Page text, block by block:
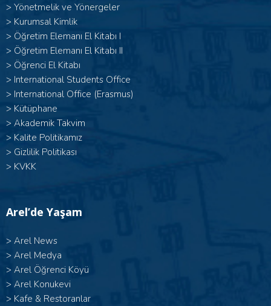
> Yönetmelik ve Yönergeler
> Kurumsal Kimlik
> Öğretim Elemanı El Kitabı I
> Öğretim Elemanı El Kitabı II
> Öğrenci El Kitabı
> International Students Office
> International Office (Erasmus)
> Kütüphane
> Akademik Takvim
> Kalite Politikamız
> Gizlilik Politikası
> KVKK
Arel’de Yaşam
> Arel News
> Arel Medya
> Arel Öğrenci Köyü
> Arel Konukevi
> Kafe & Restoranlar